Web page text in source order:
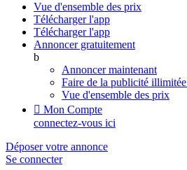
Vue d'ensemble des prix
Télécharger l'app
Télécharger l'app
Annoncer gratuitement
b
Annoncer maintenant
Faire de la publicité illimitée
Vue d'ensemble des prix
 Mon Compte
connectez-vous ici
Déposer votre annonce
Se connecter